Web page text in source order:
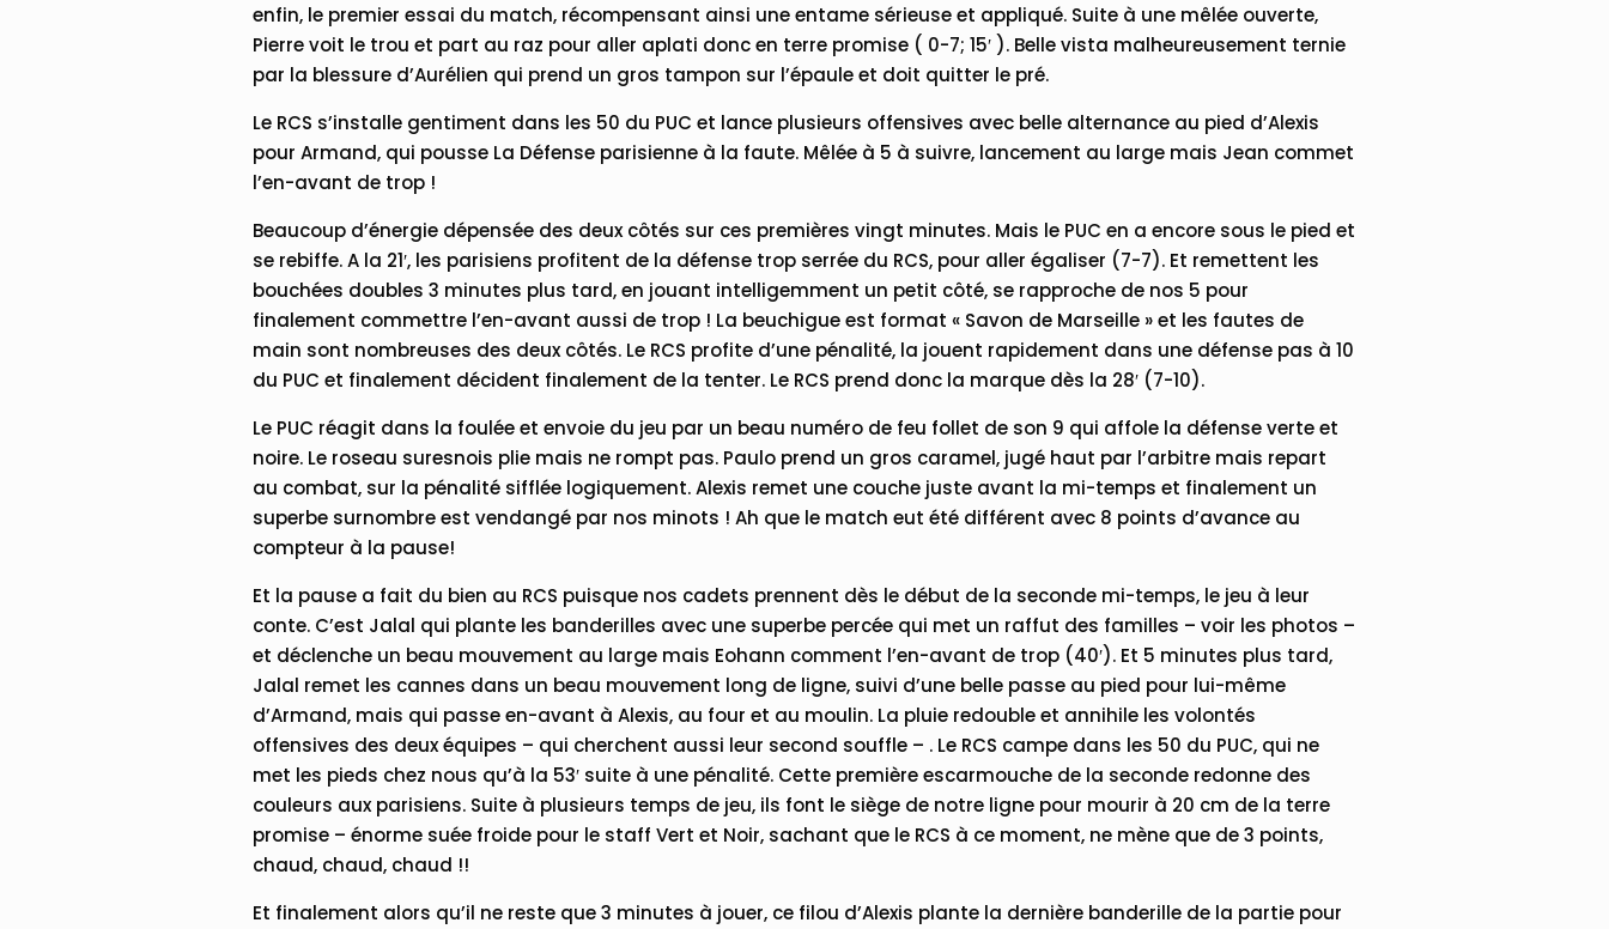
enfin, le premier essai du match, récompensant ainsi une entame sérieuse et appliqué. Suite à une mêlée ouverte,
Pierre voit le trou et part au raz pour aller aplati donc en terre promise ( 0-7; 15′ ). Belle vista malheureusement ternie
par la blessure d’Aurélien qui prend un gros tampon sur l’épaule et doit quitter le pré.
Le RCS s’installe gentiment dans les 50 du PUC et lance plusieurs offensives avec belle alternance au pied d’Alexis
pour Armand, qui pousse La Défense parisienne à la faute. Mêlée à 5 à suivre, lancement au large mais Jean commet
l’en-avant de trop !
Beaucoup d’énergie dépensée des deux côtés sur ces premières vingt minutes. Mais le PUC en a encore sous le pied et
se rebiffe. A la 21′, les parisiens profitent de la défense trop serrée du RCS, pour aller égaliser (7-7). Et remettent les
bouchées doubles 3 minutes plus tard, en jouant intelligemment un petit côté, se rapproche de nos 5 pour
finalement commettre l’en-avant aussi de trop ! La beuchigue est format « Savon de Marseille » et les fautes de
main sont nombreuses des deux côtés. Le RCS profite d’une pénalité, la jouent rapidement dans une défense pas à 10
du PUC et finalement décident finalement de la tenter. Le RCS prend donc la marque dès la 28′ (7-10).
Le PUC réagit dans la foulée et envoie du jeu par un beau numéro de feu follet de son 9 qui affole la défense verte et
noire. Le roseau suresnois plie mais ne rompt pas. Paulo prend un gros caramel, jugé haut par l’arbitre mais repart
au combat, sur la pénalité sifflée logiquement. Alexis remet une couche juste avant la mi-temps et finalement un
superbe surnombre est vendangé par nos minots ! Ah que le match eut été différent avec 8 points d’avance au
compteur à la pause!
Et la pause a fait du bien au RCS puisque nos cadets prennent dès le début de la seconde mi-temps, le jeu à leur
conte. C’est Jalal qui plante les banderilles avec une superbe percée qui met un raffut des familles – voir les photos –
et déclenche un beau mouvement au large mais Eohann comment l’en-avant de trop (40′). Et 5 minutes plus tard,
Jalal remet les cannes dans un beau mouvement long de ligne, suivi d’une belle passe au pied pour lui-même
d’Armand, mais qui passe en-avant à Alexis, au four et au moulin. La pluie redouble et annihile les volontés
offensives des deux équipes – qui cherchent aussi leur second souffle – . Le RCS campe dans les 50 du PUC, qui ne
met les pieds chez nous qu’à la 53′ suite à une pénalité. Cette première escarmouche de la seconde redonne des
couleurs aux parisiens. Suite à plusieurs temps de jeu, ils font le siège de notre ligne pour mourir à 20 cm de la terre
promise – énorme suée froide pour le staff Vert et Noir, sachant que le RCS à ce moment, ne mène que de 3 points,
chaud, chaud, chaud !!
Et finalement alors qu’il ne reste que 3 minutes à jouer, ce filou d’Alexis plante la dernière banderille de la partie pour